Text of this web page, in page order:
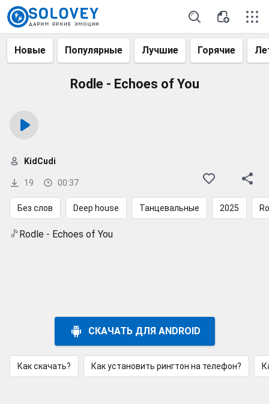
Новые Популярные Лучшие Горячие
Rodle - Echoes of You
19 00:37
KidCudi
Без слов Deep house Танцевальные 2025
Rodle - Echoes of You
СКАЧАТЬ ДЛЯ ANDROID
Как скачать? Как установить рингтон на телефон?